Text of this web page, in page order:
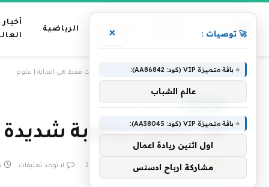
منوعات الرياضية
أخبار
الرئيسية » هل تشعر برطوبة شديدة حاليا؟ تلك فقط هي البداية | علوم
الجزيرة نت
هل تشعر برطوبة شديدة
بواسطة فريق التحرير لا توجد تعليقات 5
🚀 توصيات : ×
⭐ باقة متميزة VIP (كود: AA86842):
عالم الشباب
⭐ باقة متميزة VIP (كود: AA38045):
اول اثنين ريادة اعمال
مشاركة ارباح ادسنس